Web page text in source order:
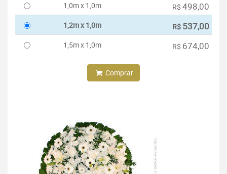
1,0m x 1,0m
R$ 498,00
1,2m x 1,0m R$ 537,00
1,5m x 1,0m R$ 674,00
Comprar